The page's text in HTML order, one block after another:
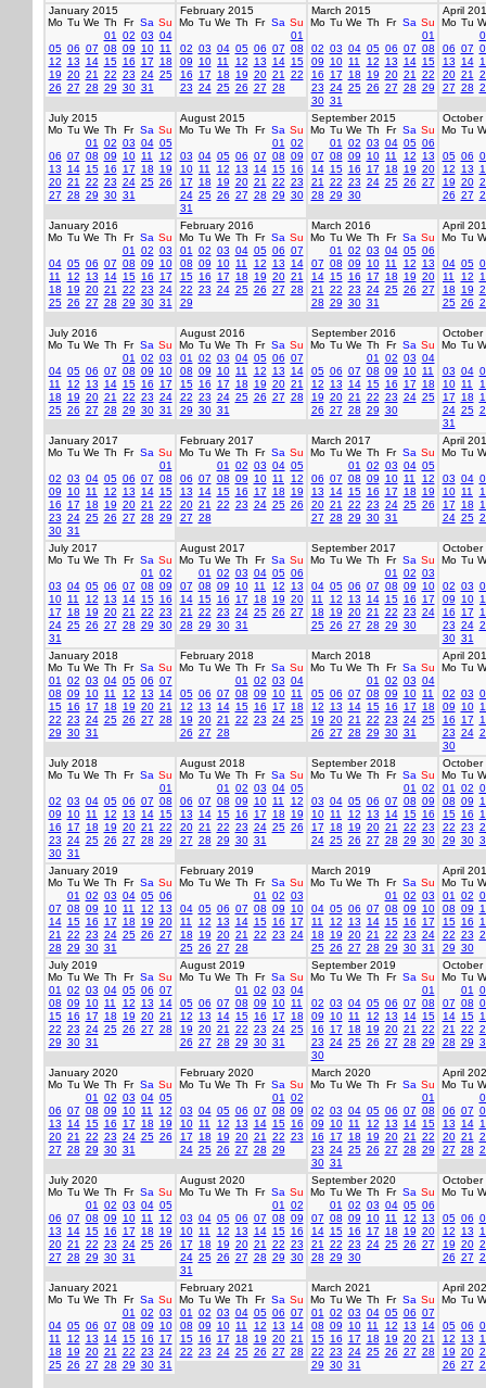
January 2015
Mo Tu We Th Fr Sa Su
01
02 03 04
05 06 07 08 09 10 11
12
13 14 15 16 17
18
19 20 21 22 23 24 25
26 27 28 29 30 31
February 2015
Mo Tu We Th Fr Sa Su
01
02 03 04 05 06 07 08
09
10 11 12 13 14 15
16
17 18 19 20 21
22
23 24 25 26 27 28
March 2015
Mo Tu We Th Fr Sa Su
01
02 03 04 05 06 07 08
09
10 11 12 13 14 15
16
17 18 19 20 21
22
23 24 25 26 27 28 29
30 31
April
Mo Tu
06 07
13
14
20 21
27 28
July 2015
Mo Tu We Th Fr Sa Su
01
02 03 04 05
06 07 08 09 10 11
12
13
14 15 16 17 18
19
20 21 22 23 24 25 26
27 28 29 30 31
August 2015
Mo Tu We Th Fr Sa Su
01
02
03 04 05 06 07 08 09
10 11 12 13 14 15 16
17
18 19 20 21 22 23
24 25 26 27 28 29 30
31
September 2015
Mo Tu We Th Fr Sa Su
01
02 03 04 05 06
07 08 09 10 11 12
13
14 15 16 17 18 19 20
21
22 23 24 25 26 27
28 29 30
October
Mo Tu
05 06
12
13
19 20
26 27
January 2016
Mo Tu We Th Fr Sa Su
01
02 03
04 05 06 07 08 09
10
11
12 13 14 15 16
17
18
19 20 21 22 23 24
25 26 27 28 29 30 31
February 2016
Mo Tu We Th Fr Sa Su
01
02 03 04 05 06 07
08 09 10 11 12 13
14
15 16 17 18 19 20 21
22 23 24 25 26 27 28
29
March 2016
Mo Tu We Th Fr Sa Su
01
02 03 04 05 06
07 08 09 10 11 12
13
14 15 16 17 18 19 20
21
22 23 24 25 26 27
28 29 30 31
April
Mo Tu
04 05
11
12
18
19
25 26
July 2016
Mo Tu We Th Fr Sa Su
01
02 03
04 05 06 07 08 09
10
11
12 13 14 15 16
17
18
19 20 21 22 23 24
25 26 27 28 29 30 31
August 2016
Mo Tu We Th Fr Sa Su
01
02 03 04 05 06 07
08 09 10 11 12 13
14
15 16 17 18 19 20 21
22 23 24 25 26 27 28
29 30 31
September 2016
Mo Tu We Th Fr Sa Su
01
02 03 04
05 06 07 08 09 10 11
12
13 14 15 16 17
18
19 20 21 22 23 24 25
26 27 28 29 30
October
Mo Tu
03 04
10 11
17
18
24 25
31
January 2017
Mo Tu We Th Fr Sa Su
01
02 03 04 05 06 07 08
09
10 11 12 13 14 15
16
17 18 19 20 21
22
23 24 25 26 27 28 29
30 31
February 2017
Mo Tu We Th Fr Sa Su
01
02 03 04 05
06 07 08 09 10 11
12
13
14 15 16 17 18
19
20 21 22 23 24 25 26
27 28
March 2017
Mo Tu We Th Fr Sa Su
01
02 03 04 05
06 07 08 09 10 11
12
13
14 15 16 17 18
19
20 21 22 23 24 25 26
27 28 29 30 31
April
Mo Tu
03 04
10 11
17
18
24 25
July 2017
Mo Tu We Th Fr Sa Su
01
02
03 04 05 06 07 08 09
10 11 12 13 14 15 16
17
18 19 20 21 22 23
24 25 26 27 28 29 30
31
August 2017
Mo Tu We Th Fr Sa Su
01
02 03 04 05 06
07 08 09 10 11 12
13
14 15 16 17 18 19 20
21
22 23 24 25 26 27
28 29 30 31
September 2017
Mo Tu We Th Fr Sa Su
01
02 03
04 05 06 07 08 09
10
11
12 13 14 15 16
17
18
19 20 21 22 23 24
25 26 27 28 29 30
October
Mo Tu
02 03
09
10
16
17
23 24
30 31
January 2018
Mo Tu We Th Fr Sa Su
01
02 03 04 05 06 07
08 09 10 11 12 13
14
15 16 17 18 19 20 21
22 23 24 25 26 27 28
29 30 31
February 2018
Mo Tu We Th Fr Sa Su
01
02 03 04
05 06 07 08 09 10 11
12
13 14 15 16 17
18
19 20 21 22 23 24 25
26 27 28
March 2018
Mo Tu We Th Fr Sa Su
01
02 03 04
05 06 07 08 09 10 11
12
13 14 15 16 17
18
19 20 21 22 23 24 25
26 27 28 29 30 31
April
Mo Tu
02 03
09
10
16
17
23 24
30
July 2018
Mo Tu We Th Fr Sa Su
01
02 03 04 05 06 07 08
09
10 11 12 13 14 15
16
17 18 19 20 21
22
23 24 25 26 27 28 29
30 31
August 2018
Mo Tu We Th Fr Sa Su
01
02 03 04 05
06 07 08 09 10 11
12
13
14 15 16 17 18
19
20 21 22 23 24 25 26
27 28 29 30 31
September 2018
Mo Tu We Th Fr Sa Su
01
02
03 04 05 06 07 08 09
10 11 12 13 14 15 16
17
18 19 20 21 22 23
24 25 26 27 28 29 30
October
Mo Tu
01
02
08 09
15 16
22 23
29 30
January 2019
Mo Tu We Th Fr Sa Su
01
02 03 04 05 06
07 08 09 10 11 12
13
14 15 16 17 18 19 20
21
22 23 24 25 26 27
28 29 30 31
February 2019
Mo Tu We Th Fr Sa Su
01
02 03
04 05 06 07 08 09
10
11
12 13 14 15 16
17
18
19 20 21 22 23 24
25 26 27 28
March 2019
Mo Tu We Th Fr Sa Su
01
02 03
04 05 06 07 08 09
10
11
12 13 14 15 16
17
18
19 20 21 22 23 24
25 26 27 28 29 30 31
April
Mo Tu
01
02
08 09
15 16
22 23
29 30
July 2019
Mo Tu We Th Fr Sa Su
01
02 03 04 05 06 07
08 09 10 11 12 13
14
15 16 17 18 19 20 21
22 23 24 25 26 27 28
29 30 31
August 2019
Mo Tu We Th Fr Sa Su
01
02 03 04
05 06 07 08 09 10 11
12
13 14 15 16 17
18
19 20 21 22 23 24 25
26 27 28 29 30 31
September 2019
Mo Tu We Th Fr Sa Su
01
02 03 04 05 06 07 08
09
10 11 12 13 14 15
16
17 18 19 20 21
22
23 24 25 26 27 28 29
30
October
Mo Tu
01
07 08
14 15
21
22
28 29
January 2020
Mo Tu We Th Fr Sa Su
01
02 03 04 05
06 07 08 09 10 11
12
13
14 15 16 17 18
19
20 21 22 23 24 25 26
27 28 29 30 31
February 2020
Mo Tu We Th Fr Sa Su
01
02
03 04 05 06 07 08 09
10 11 12 13 14 15 16
17
18 19 20 21 22 23
24 25 26 27 28 29
March 2020
Mo Tu We Th Fr Sa Su
01
02 03 04 05 06 07 08
09
10 11 12 13 14 15
16
17 18 19 20 21
22
23 24 25 26 27 28 29
30 31
April
Mo Tu
06 07
13
14
20 21
27 28
July 2020
Mo Tu We Th Fr Sa Su
01
02 03 04 05
06 07 08 09 10 11
12
13
14 15 16 17 18
19
20 21 22 23 24 25 26
27 28 29 30 31
August 2020
Mo Tu We Th Fr Sa Su
01
02
03 04 05 06 07 08 09
10 11 12 13 14 15 16
17
18 19 20 21 22 23
24 25 26 27 28 29 30
31
September 2020
Mo Tu We Th Fr Sa Su
01
02 03 04 05 06
07 08 09 10 11 12
13
14 15 16 17 18 19 20
21
22 23 24 25 26 27
28 29 30
October
Mo Tu
05 06
12
13
19 20
26 27
January 2021
Mo Tu We Th Fr Sa Su
01
02 03
04 05 06 07 08 09
10
11
12 13 14 15 16
17
18
19 20 21 22 23 24
25 26 27 28 29 30 31
February 2021
Mo Tu We Th Fr Sa Su
01
02 03 04 05 06 07
08 09 10 11 12 13
14
15 16 17 18 19 20 21
22 23 24 25 26 27 28
March 2021
Mo Tu We Th Fr Sa Su
01
02 03 04 05 06 07
08 09 10 11 12 13
14
15 16 17 18 19 20 21
22 23 24 25 26 27 28
29 30 31
April
Mo Tu
05 06
12
13
19 20
26 27